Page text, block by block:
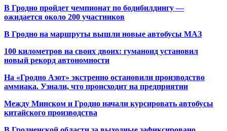
В Гродно пройдет чемпионат по бодибилдингу —
ожидается около 200 участников
В Гродно на маршруты вышли новые автобусы МАЗ
100 километров на своих двоих: гуманоид установил
новый рекорд автономности
На «Гродно Азот» экстренно остановили производство
аммиака. Узнали, что происходит на предприятии
Между Минском и Гродно начали курсировать автобусы
китайского производства